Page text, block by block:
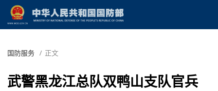
国防服务 / 正文
武警黑龙江总队双鸭山支队官兵